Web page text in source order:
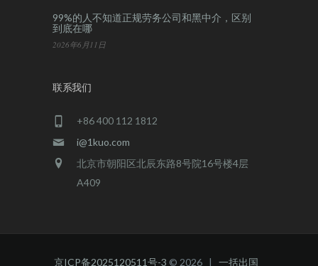
99%的人不知道正规劳务公司和黑中介，区别
到底在哪
2026年6月11日
联系我们
+86 400 112 1812
i@1kuo.com
北京市朝阳区北辰东路8号院16号楼4层
A409
京ICP备2025120511号-3 © 2026 | 一括出国